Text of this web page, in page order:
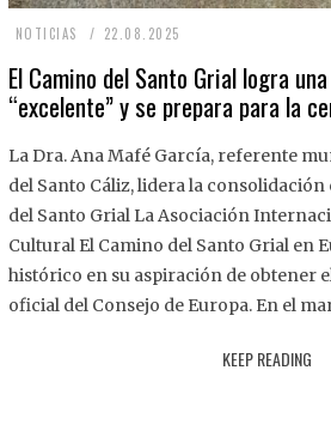
NOTICIAS 22.08.2025
.
8
2
2
El Camino del Santo Grial logra
“excelente” y se prepara para la
La Dra. Ana Mafé García, referente
del Santo Cáliz, lidera la
del Santo Grial La Asociación
Cultural El Camino del Santo Grial en
histórico en su aspiración de obtener
oficial del Consejo de Europa. En el
KEEP READING